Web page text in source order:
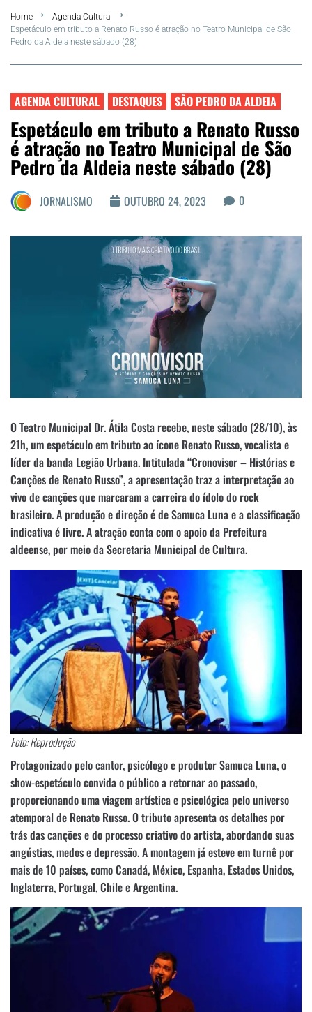
Summer
Araruama
Região dos Lagos
Agenda Cultural
Colunistas
Matérias Exclusivas
Home
Agenda Cultural
Espetáculo em tributo a Renato Russo é atração no Teatro Municipal de São
Pedro da Aldeia neste sábado (28)
AGENDA CULTURAL DESTAQUES SÃO PEDRO DA ALDEIA
Espetáculo em tributo a Renato Russo
é atração no Teatro Municipal de São
Pedro da Aldeia neste sábado (28)
JORNALISMO OUTUBRO 24, 2023 0
O Teatro Municipal Dr. Átila Costa recebe, neste sábado (28/10), às
21h, um espetáculo em tributo ao ícone Renato Russo, vocalista e
líder da banda Legião Urbana. Intitulada “Cronovisor – Histórias e
Canções de Renato Russo”, a apresentação traz a interpretação ao
vivo de canções que marcaram a carreira do ídolo do rock
brasileiro. A produção e direção é de Samuca Luna e a classificação
indicativa é livre. A atração conta com o apoio da Prefeitura
aldeense, por meio da Secretaria Municipal de Cultura.
Foto: Reprodução
Protagonizado pelo cantor, psicólogo e produtor Samuca Luna, o
show-espetáculo convida o público a retornar ao passado,
proporcionando uma viagem artística e psicológica pelo universo
atemporal de Renato Russo. O tributo apresenta os detalhes por
trás das canções e do processo criativo do artista, abordando suas
angústias, medos e depressão. A montagem já esteve em turnê por
mais de 10 países, como Canadá, México, Espanha, Estados Unidos,
Inglaterra, Portugal, Chile e Argentina.